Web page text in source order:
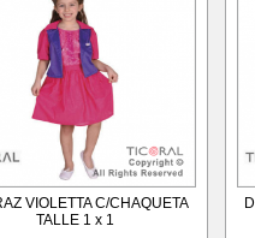
VIOLETTA C/CHAQUETA
TALLE 1 x 1